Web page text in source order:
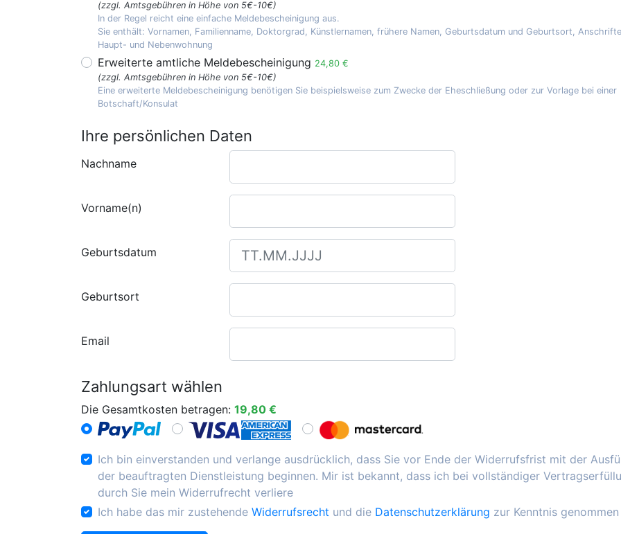
(zzgl. Amtsgebühren in Höhe von 5€-10€)
In der Regel reicht eine einfache Meldebescheinigung aus.
Sie enthält: Vornamen, Familienname, Doktorgrad, Künstlernamen, frühere Namen, Geburtsdatum und Geburtsort,
Haupt- und Nebenwohnung
Erweiterte amtliche Meldebescheinigung 24,80 €
(zzgl. Amtsgebühren in Höhe von 5€-10€)
Eine erweiterte Meldebescheinigung benötigen Sie beispielsweise zum Zwecke der Eheschließung oder zur Vorlage bei einer
Botschaft/Konsulat
Ihre persönlichen Daten
Nachname
Vorname(n)
Geburtsdatum
Geburtsort
Email
Zahlungsart wählen
Die Gesamtkosten betragen: 19,80 €
Ich bin einverstanden und verlange ausdrücklich, dass Sie vor Ende der Widerrufsfrist mit der
der beauftragten Dienstleistung beginnen. Mir ist bekannt, dass ich bei vollständiger
durch Sie mein Widerrufrecht verliere
Ich habe das mir zustehende Widerrufsrecht und die Datenschutzerklärung zur Kenntnis genommen